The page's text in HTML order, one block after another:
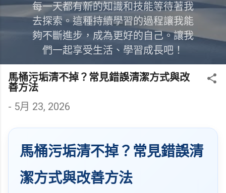
每一天都有新的知識和技能等待著我
去探索。這種持續學習的過程讓我能
夠不斷進步，成為更好的自己。讓我
們一起享受生活、學習成長吧！
馬桶污垢清不掉？常見錯誤清潔方式與改
善方法
- 5月 23, 2026
馬桶污垢清不掉？常見錯誤清
潔方式與改善方法